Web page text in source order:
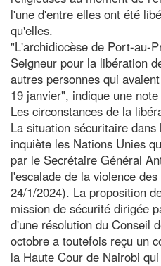
l'une d'entre elles ont été
qu'elles.
"L'archidiocèse de Port-au-
Seigneur pour la libération
autres personnes qui
19 janvier", indique une
Les circonstances de la
La situation sécuritaire
inquiète les Nations Unies
par le Secrétaire Général
l'escalade de la violence
24/1/2024). La proposition
mission de sécurité dirigée
d'une résolution du Conseil
octobre a toutefois reçu un
la Haute Cour de Nairobi